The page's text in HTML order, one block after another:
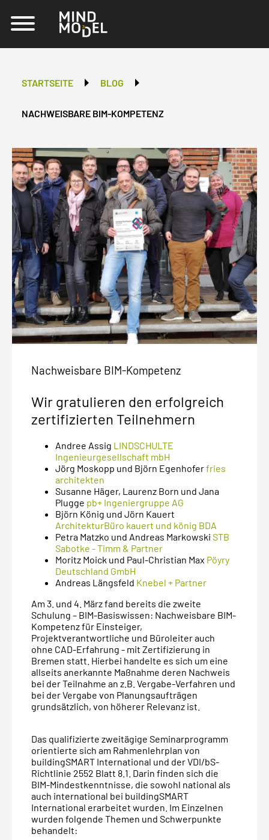
STARTSEITE BLOG
NACHWEISBARE BIM-KOMPETENZ
Nachweisbare BIM-Kompetenz
Wir gratulieren den erfolgreich
zertifizierten Teilnehmern
Andree Assig LINDSCHULTE
Ingenieurgesellschaft mbH
Jörg Moskopp und Björn Egenhoferfries
architekten
Susanne Häger, Laurenz Born und Jana
Plugge pb+ Ingeniergruppe AG
Björn König und Jörn Kauert
ArchitekturBüro kauert und könig BDA
Petra Matzko und Andreas Markowski STB
Sabotke - Timm & Partner
Moritz Moick und Paul-Christian Max Pöyry
Deutschland GmbH
Andreas Längsfeld Knebel + Partner
Am 3. und 4. März fand bereits die zweite
Schulung – BIM-Basiswissen: Nachweisbare BIM-
Kompetenz für Einsteiger,
Projektverantwortliche und Büroleiter auch
ohne CAD-Erfahrung - mit Zertifizierung in
Bremen statt. Hierbei handelte es sich um eine
allseits anerkannte Maßnahme deren Nachweis
bei der Teilnahme an z.B. Vergabe-Verfahren und
bei der Vergabe von Planungsaufträgen
grundsätzlich, von höherer Relevanz ist.
Das qualifizierte zweitägige Seminarprogramm
orientierte sich am Rahmenlehrplan von
buildingSMART International und der VDI/bS-
Richtlinie 2552 Blatt 8.1. Darin finden sich die
BIM-Mindestkenntnisse, die sowohl national als
auch international bei buildingSMART
International erarbeitet wurden. Im Einzelnen
wurden folgende Themen und Schwerpunkte
behandelt: